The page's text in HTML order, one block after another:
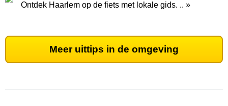
Ontdek Haarlem op de fiets met lokale gids. .. »
Meer uittips in de omgeving